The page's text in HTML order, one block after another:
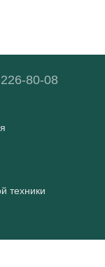
80-08
техники